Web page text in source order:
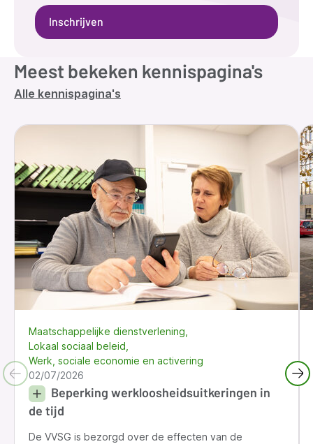
Inschrijven
Meest bekeken kennispagina's
Alle kennispagina's
Beperking werkloosheidsuitkeringen in
de tijd
De VVSG is bezorgd over de effecten van de
Maatschappelijke dienstverlening
Lokaal sociaal beleid
Werk, sociale economie en activering
02/07/2026